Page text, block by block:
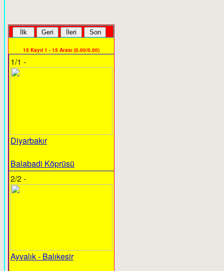
15 Kayıt 1 - 15 Arası (0.00/0.00)
1/1 -
Diyarbakır
Balabadi Köprüsü
2/2 -
Ayvalık - Balıkesir